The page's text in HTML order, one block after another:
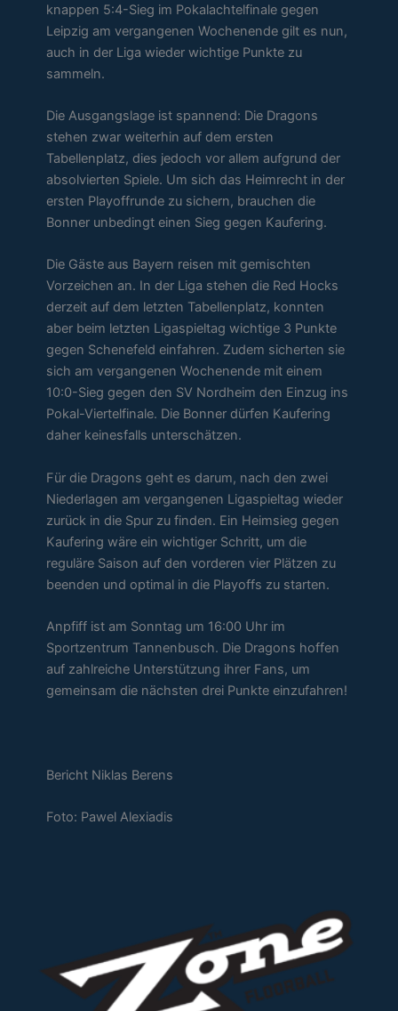
knappen 5:4-Sieg im Pokalachtelfinale gegen
Leipzig am vergangenen Wochenende gilt es nun,
auch in der Liga wieder wichtige Punkte zu
sammeln.
Die Ausgangslage ist spannend: Die Dragons
stehen zwar weiterhin auf dem ersten
Tabellenplatz, dies jedoch vor allem aufgrund der
absolvierten Spiele. Um sich das Heimrecht in der
ersten Playoffrunde zu sichern, brauchen die
Bonner unbedingt einen Sieg gegen Kaufering.
Die Gäste aus Bayern reisen mit gemischten
Vorzeichen an. In der Liga stehen die Red Hocks
derzeit auf dem letzten Tabellenplatz, konnten
aber beim letzten Ligaspieltag wichtige 3 Punkte
gegen Schenefeld einfahren. Zudem sicherten sie
sich am vergangenen Wochenende mit einem
10:0-Sieg gegen den SV Nordheim den Einzug ins
Pokal-Viertelfinale. Die Bonner dürfen Kaufering
daher keinesfalls unterschätzen.
Für die Dragons geht es darum, nach den zwei
Niederlagen am vergangenen Ligaspieltag wieder
zurück in die Spur zu finden. Ein Heimsieg gegen
Kaufering wäre ein wichtiger Schritt, um die
reguläre Saison auf den vorderen vier Plätzen zu
beenden und optimal in die Playoffs zu starten.
Anpfiff ist am Sonntag um 16:00 Uhr im
Sportzentrum Tannenbusch. Die Dragons hoffen
auf zahlreiche Unterstützung ihrer Fans, um
gemeinsam die nächsten drei Punkte einzufahren!
Bericht Niklas Berens
Foto: Pawel Alexiadis